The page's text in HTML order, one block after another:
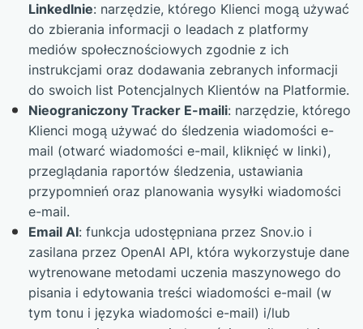
LinkedInie: narzędzie, którego Klienci mogą używać
do zbierania informacji o leadach z platformy
mediów społecznościowych zgodnie z ich
instrukcjami oraz dodawania zebranych informacji
do swoich list Potencjalnych Klientów na Platformie.
Nieograniczony Tracker E-maili: narzędzie, którego
Klienci mogą używać do śledzenia wiadomości e-
mail (otwarć wiadomości e-mail, kliknięć w linki),
przeglądania raportów śledzenia, ustawiania
przypomnień oraz planowania wysyłki wiadomości
e-mail.
Email AI: funkcja udostępniana przez Snov.io i
zasilana przez OpenAI API, która wykorzystuje dane
wytrenowane metodami uczenia maszynowego do
pisania i edytowania treści wiadomości e-mail (w
tym tonu i języka wiadomości e-mail) i/lub